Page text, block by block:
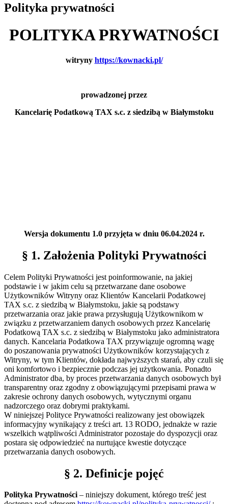
Polityka prywatności
POLITYKA PRYWATNOŚCI
witryny https://kownacki.pl/
prowadzonej przez
Kancelarię Podatkową TAX s.c. z siedzibą w Białymstoku
Wersja dokumentu 1.0 przyjęta w dniu 06.04.2024 r.
§ 1. Założenia Polityki Prywatności
Celem Polityki Prywatności jest poinformowanie, na jakiej
podstawie i w jakim celu są przetwarzane dane osobowe
Użytkowników Witryny oraz Klientów Kancelarii Podatkowej
TAX s.c. z siedzibą w Białymstoku, jakie są podstawy
przetwarzania oraz jakie prawa przysługują Użytkownikom w
związku z przetwarzaniem danych osobowych przez Kancelarię
Podatkową TAX s.c. z siedzibą w Białymstoku jako administratora
danych. Kancelaria Podatkowa TAX przywiązuje ogromną wagę
do poszanowania prywatności Użytkowników korzystających z
Witryny, w tym Klientów, dokłada najwyższych starań, aby czuli się
oni komfortowo i bezpiecznie podczas jej użytkowania. Ponadto
Administrator dba, by proces przetwarzania danych osobowych był
transparentny oraz zgodny z obowiązującymi przepisami prawa w
zakresie ochrony danych osobowych, wytycznymi organu
nadzorczego oraz dobrymi praktykami.
W niniejszej Polityce Prywatności realizowany jest obowiązek
informacyjny wynikający z treści art. 13 RODO, jednakże w razie
wszelkich wątpliwości Administrator pozostaje do dyspozycji oraz
postara się odpowiedzieć na nurtujące kwestie dotyczące
przetwarzania danych osobowych.
§ 2. Definicje pojęć
Polityka Prywatności– niniejszy dokument, którego treść jest